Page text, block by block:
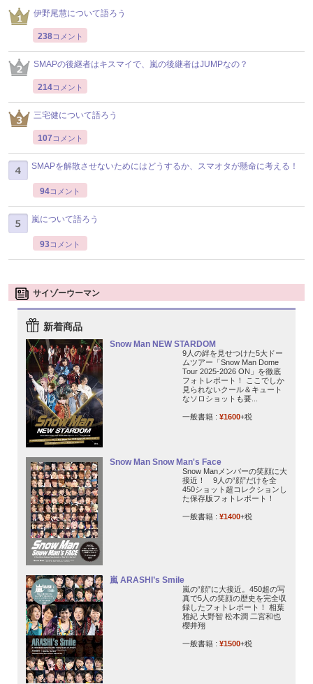
伊野尾慧について語ろう
238コメント
SMAPの後継者はキスマイで、嵐の後継者はJUMPなの？
214コメント
三宅健について語ろう
107 コメント
SMAPを解散させないためにはどうするか、スマオタが懸命に考える！
94コメント
嵐について語ろう
93コメント
サイゾーウーマン
新着商品
Snow Man NEW STARDOM
9人の絆を見せつけた5大ドー
ムツアー「Snow Man Dome
Tour 2025-2026 ON」を徹底
フォトレポート！ ここでしか
見られないクール＆キュート
なソロショットも要...
一般書籍 : ¥1600+税
Snow Man Snow Man's Face
Snow Manメンバーの笑顔に大
接近！ 9人の“顔”だけを全
450ショット超コレクションし
た保存版フォトレポート！
一般書籍 : ¥1400+税
嵐 ARASHI’s Smile
嵐の“顔”に大接近。450超の写
真で5人の笑顔の歴史を完全収
録したフォトレポート！ 相葉
雅紀 大野智 松本潤 二宮和也
櫻井翔
一般書籍 : ¥1500+税